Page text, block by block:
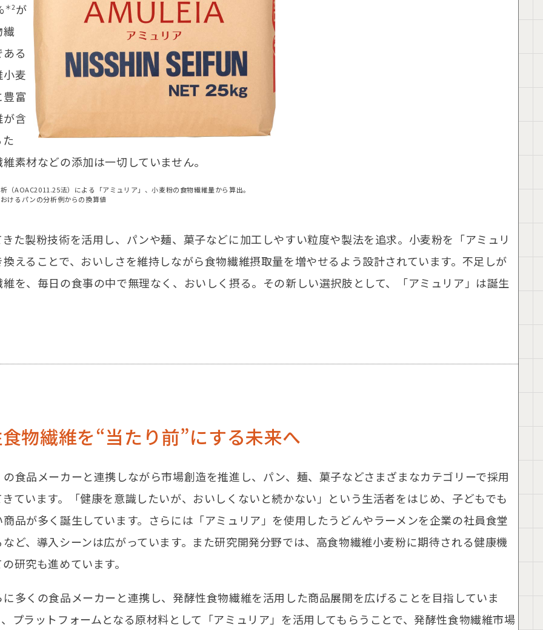
＊2 が
繊
る
小麦
豊富
が含
素材などの添加は一切していません。
（AOAC2011.25法）による「アミュリア」、小麦粉の食物繊維量から算出。
けるパンの分析例からの換算値
た製粉技術を活用し、パンや麺、菓子などに加工しやすい粒度や製法を追求。小麦粉を「アミュリ
えることで、おいしさを維持しながら食物繊維摂取量を増やせるよう設計されています。不足しが
を、毎日の食事の中で無理なく、おいしく摂る。その新しい選択肢として、「アミュリア」は誕生
物繊維を“当たり前”にする未来へ
食品メーカーと連携しながら市場創造を推進し、パン、麺、菓子などさまざまなカテゴリーで採用
ています。「健康を意識したいが、おいしくないと続かない」という生活者をはじめ、子どもでも
品が多く誕生しています。さらには「アミュリア」を使用したうどんやラーメンを企業の社員食堂
ど、導入シーンは広がっています。また研究開発分野では、高食物繊維小麦粉に期待される健康機
研究も進めています。
多くの食品メーカーと連携し、発酵性食物繊維を活用した商品展開を広げることを目指していま
プラットフォームとなる原材料として「アミュリア」を活用してもらうことで、発酵性食物繊維市場